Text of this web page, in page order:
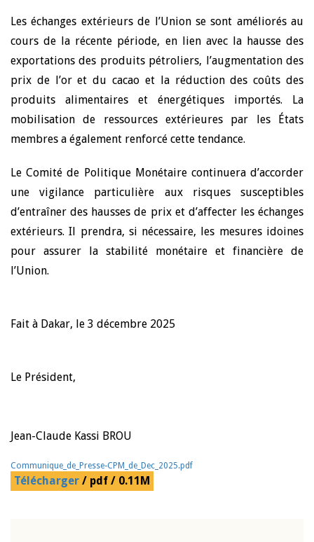
Les échanges extérieurs de l’Union se sont améliorés au
cours de la récente période, en lien avec la hausse des
exportations des produits pétroliers, l’augmentation des
prix de l’or et du cacao et la réduction des coûts des
produits alimentaires et énergétiques importés. La
mobilisation de ressources extérieures par les États
membres a également renforcé cette tendance.
Le Comité de Politique Monétaire continuera d’accorder
une vigilance particulière aux risques susceptibles
d’entraîner des hausses de prix et d’affecter les échanges
extérieurs. Il prendra, si nécessaire, les mesures idoines
pour assurer la stabilité monétaire et financière de
l’Union.
Fait à Dakar, le 3 décembre 2025
Le Président,
Jean-Claude Kassi BROU
Communique_de_Presse-CPM_de_Dec_2025.pdf
Télécharger / pdf / 0.11M